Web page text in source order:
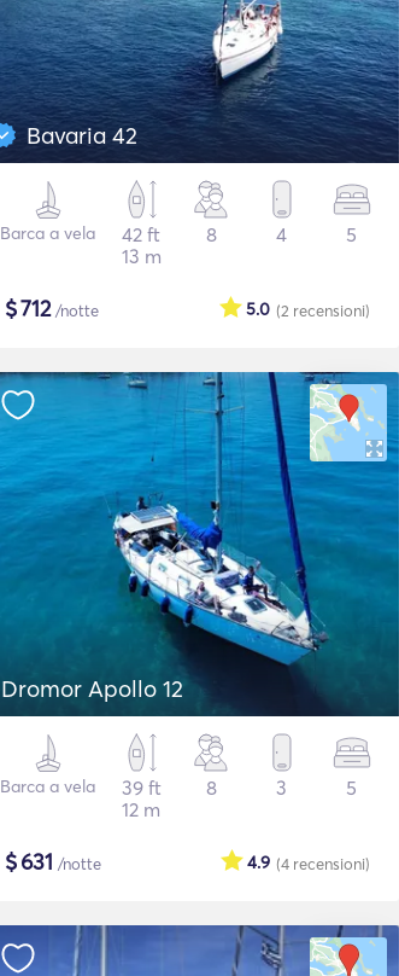
Bavaria 42
Barca a vela
42 ft
13 m
8 4 5
$712/notte (2 recensioni)
5.0
Dromor Apollo 12
Barca a vela
39 ft
12 m
8 3 5
$631 /notte (4 recensioni)
4.9